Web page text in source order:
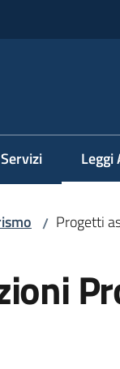
Servizi Leggi
/ Progetti